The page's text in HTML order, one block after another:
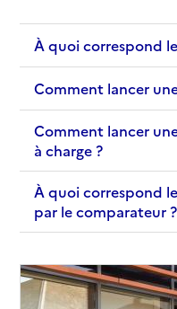
À quoi correspond
Comment lancer
Comment lancer
à charge ?
À quoi correspond
par le comparateur ?